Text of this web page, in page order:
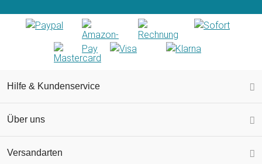
Hilfe & Kundenservice
Über uns
Versandarten